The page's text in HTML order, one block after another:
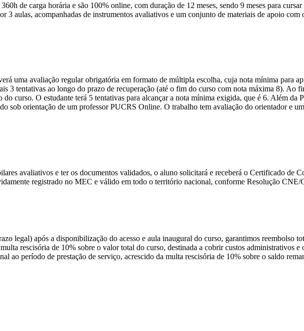
de carga horária e são 100% online, com duração de 12 meses, sendo 9 meses para
3 aulas, acompanhadas de instrumentos avaliativos e um conjunto de materiais de apoio
uma avaliação regular obrigatória em formato de múltipla escolha, cuja nota mínima para
3 tentativas ao longo do prazo de recuperação (até o fim do curso com nota máxima 8). Ao
curso. O estudante terá 5 tentativas para alcançar a nota mínima exigida, que é 6. Além da
sob orientação de um professor PUCRS Online. O trabalho tem avaliação do orientador e
avaliativos e ter os documentos validados, o aluno solicitará e receberá o Certificado de
registrado no MEC e válido em todo o território nacional, conforme Resolução CNE/
legal) após a disponibilização do acesso e aula inaugural do curso, garantimos reembolso
rescisória de 10% sobre o valor total do curso, destinada a cobrir custos administrativos
ao período de prestação de serviço, acrescido da multa rescisória de 10% sobre o saldo